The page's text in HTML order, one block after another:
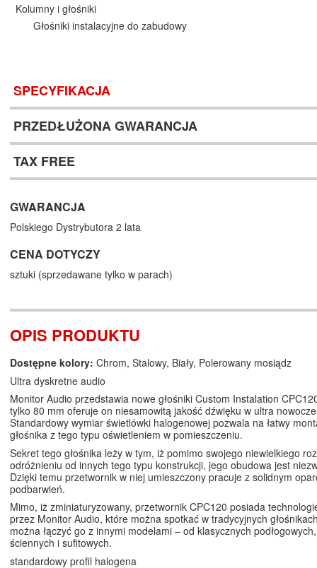
Kolumny i głośniki
Głośniki instalacyjne do zabudowy
SPECYFIKACJA
PRZEDŁUŻONA GWARANCJA
TAX FREE
GWARANCJA
Polskiego Dystrybutora 2 lata
CENA DOTYCZY
sztuki (sprzedawane tylko w parach)
OPIS PRODUKTU
Dostępne kolory: Chrom, Stalowy, Biały, Polerowany mosiądz
Ultra dyskretne audio
Monitor Audio przedstawia nowe głośniki Custom Instalation
tylko 80 mm oferuje on niesamowitą jakość dźwięku w ultra
Standardowy wymiar świetlówki halogenowej pozwala na łatwy
głośnika z tego typu oświetleniem w pomieszczeniu.
Sekret tego głośnika leży w tym, iż pomimo swojego niewielkiego
odróżnieniu od innych tego typu konstrukcji, jego obudowa jest
Dzięki temu przetwornik w niej umieszczony pracuje z solidnym
podbarwień.
Mimo, iż zminiaturyzowany, przetwornik CPC120 posiada
przez Monitor Audio, które można spotkać w tradycyjnych
można łączyć go z innymi modelami – od klasycznych
ściennych i sufitowych.
standardowy profil halogena